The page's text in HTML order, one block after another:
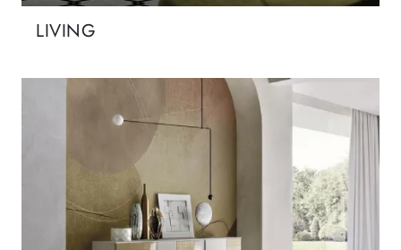
LIVING